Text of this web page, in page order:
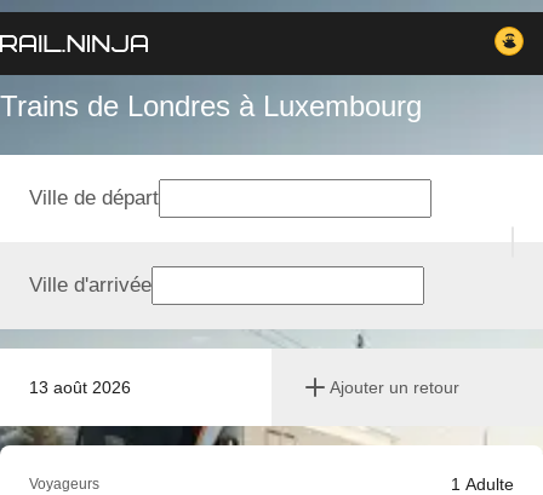
Trains de Londres à Luxembourg
13 août 2026 Ajouter un retour
Ville de départ
Ville d'arrivée
Voyageurs 1 Adulte